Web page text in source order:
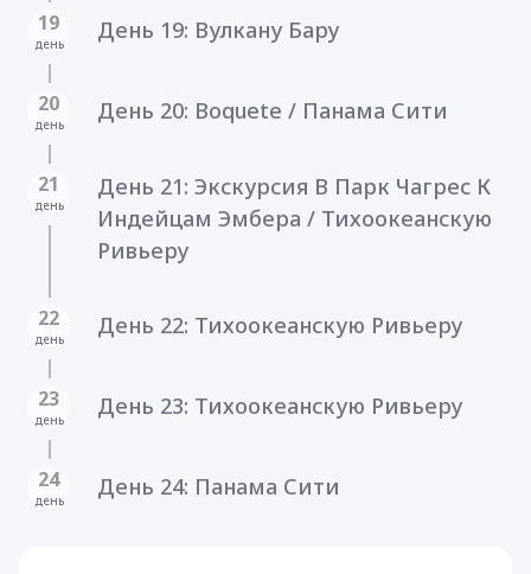
19
день День 19: Вулкану Бару
20
день День 20: Boquete / Панама Сити
21
день
День 21: Экскурсия В Парк Чагрес К
Индейцам Эмбера / Тихоокеанскую
Ривьеру
22
день День 22: Тихоокеанскую Ривьеру
23
день День 23: Тихоокеанскую Ривьеру
24
день День 24: Панама Сити